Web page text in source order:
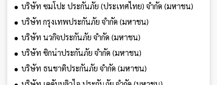
บริษัท ซมโปะ ประกันภัย (ประเทศไทย) จำกัด (มหาชน)
บริษัท กรุงเทพประกันภัย จำกัด (มหาชน)
บริษัท นวกิจประกันภัย จำกัด (มหาชน)
บริษัท ซิกน่าประกันภัย จำกัด (มหาชน)
บริษัท ธนชาติประกันภัย จำกัด (มหาชน)